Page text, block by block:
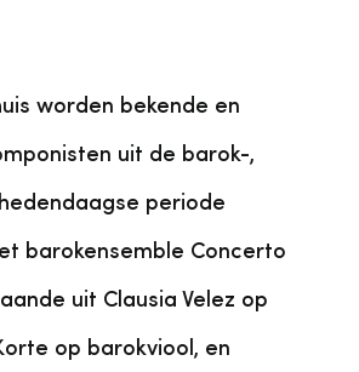
worden bekende en
uit de barok-,
periode
barokensemble Concerto
uit Clausia Velez op
op barokviool, en